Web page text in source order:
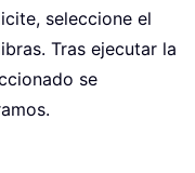
seleccione el
Tras ejecutar la
se